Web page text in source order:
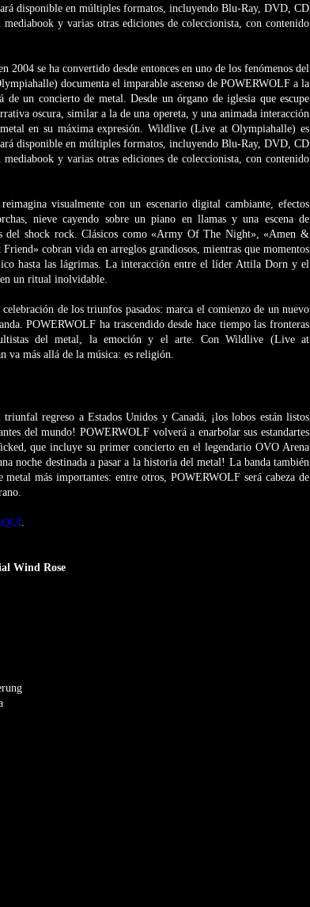
disponible en múltiples formatos, incluyendo Blu-Ray, DVD, CD
y varias otras ediciones de coleccionista, con contenido
se ha convertido desde entonces en uno de los fenómenos del
documenta el imparable ascenso de POWERWOLF a la
un concierto de metal. Desde un órgano de iglesia que escupe
oscura, similar a la de una opereta, y una animada interacción
en su máxima expresión. Wildlive (Live at Olympiahalle) es
disponible en múltiples formatos, incluyendo Blu-Ray, DVD, CD
y varias otras ediciones de coleccionista, con contenido
visualmente con un escenario digital cambiante, efectos
nieve cayendo sobre un piano en llamas y una escena de
del shock rock. Clásicos como «Army Of The Night», «Amen &
cobran vida en arreglos grandiosos, mientras que momentos
hasta las lágrimas. La interacción entre el líder Attila Dorn y el
un ritual inolvidable.
de los triunfos pasados: marca el comienzo de un nuevo
POWERWOLF ha trascendido desde hace tiempo las fronteras
del metal, la emoción y el arte. Con Wildlive (Live at
va más allá de la música: es religión.
regreso a Estados Unidos y Canadá, ¡los lobos están listos
del mundo! POWERWOLF volverá a enarbolar sus estandartes
que incluye su primer concierto en el legendario OVO Arena
noche destinada a pasar a la historia del metal! La banda también
más importantes: entre otros, POWERWOLF será cabeza de
.
Wind Rose